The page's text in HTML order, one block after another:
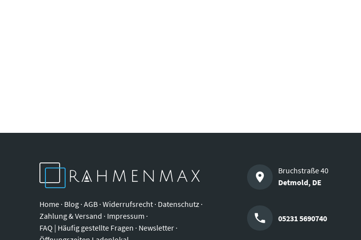
Home · Blog · AGB · Widerrufsrecht · Datenschutz ·
Zahlung & Versand · Impressum ·
FAQ | Häufig gestellte Fragen · Newsletter ·
Bruchstraße 40
Detmold, DE
05231 5690740